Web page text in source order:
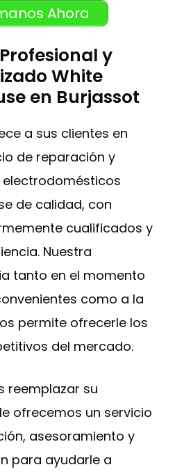
Ahora
y
White
en Burjassot
a sus clientes en
de reparación y
de calidad, con
cualificados y
Nuestra
tanto en el momento
como a la
permite ofrecerle los
del mercado.
reemplazar su
ofrecemos un servicio
asesoramiento y
para ayudarle a